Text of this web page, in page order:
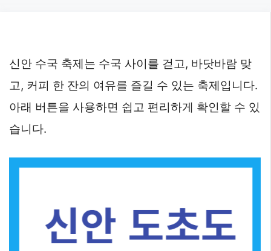
신안 수국 축제는 수국 사이를 걷고, 바닷바람 맞
고, 커피 한 잔의 여유를 즐길 수 있는 축제입니다.
아래 버튼을 사용하면 쉽고 편리하게 확인할 수 있
습니다.